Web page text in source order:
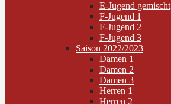
E-Jugend gemischt
F-Jugend 1
F-Jugend 2
F-Jugend 3
Saison 2022/2023
Damen 1
Damen 2
Damen 3
Herren 1
Herren 2